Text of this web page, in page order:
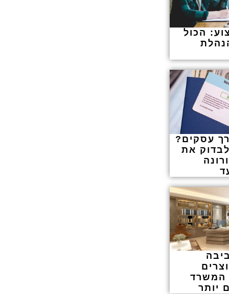
הכול
עסקים?
את
5 מוצרים
המשרד
יותר